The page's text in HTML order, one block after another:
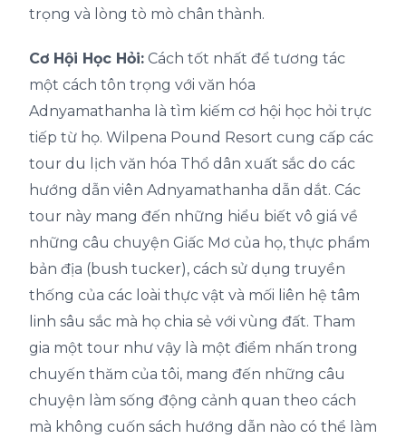
trọng và lòng tò mò chân thành.
Cơ Hội Học Hỏi: Cách tốt nhất để tương tác
một cách tôn trọng với văn hóa
Adnyamathanha là tìm kiếm cơ hội học hỏi trực
tiếp từ họ. Wilpena Pound Resort cung cấp các
tour du lịch văn hóa Thổ dân xuất sắc do các
hướng dẫn viên Adnyamathanha dẫn dắt. Các
tour này mang đến những hiểu biết vô giá về
những câu chuyện Giấc Mơ của họ, thực phẩm
bản địa (bush tucker), cách sử dụng truyền
thống của các loài thực vật và mối liên hệ tâm
linh sâu sắc mà họ chia sẻ với vùng đất. Tham
gia một tour như vậy là một điểm nhấn trong
chuyến thăm của tôi, mang đến những câu
chuyện làm sống động cảnh quan theo cách
mà không cuốn sách hướng dẫn nào có thể làm